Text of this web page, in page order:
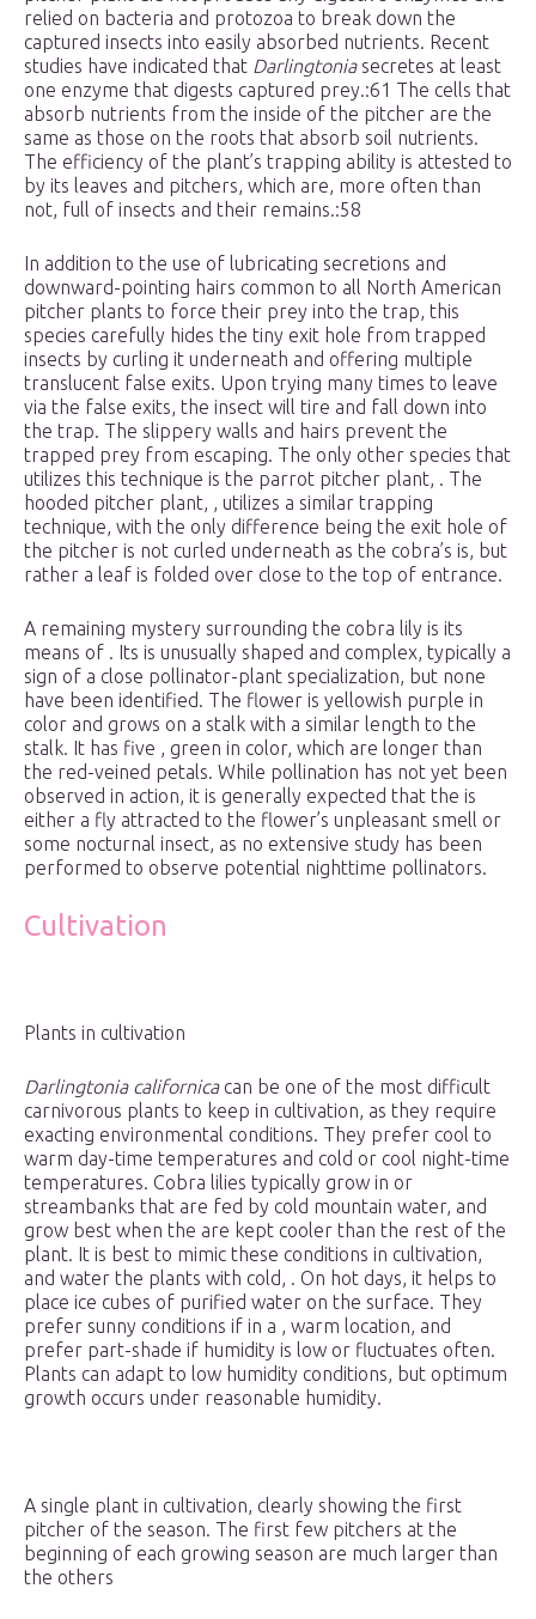
relied on bacteria and protozoa to break down the
captured insects into easily absorbed nutrients. Recent
studies have indicated that Darlingtoniasecretes at least
one enzyme that digests captured prey.:61 The cells that
absorb nutrients from the inside of the pitcher are the
same as those on the roots that absorb soil nutrients.
The efficiency of the plant’s trapping ability is attested to
by its leaves and pitchers, which are, more often than
not, full of insects and their remains.:58
In addition to the use of lubricating secretions and
downward-pointing hairs common to all North American
pitcher plants to force their prey into the trap, this
species carefully hides the tiny exit hole from trapped
insects by curling it underneath and offering multiple
translucent false exits. Upon trying many times to leave
via the false exits, the insect will tire and fall down into
the trap. The slippery walls and hairs prevent the
trapped prey from escaping. The only other species that
utilizes this technique is the parrot pitcher plant, . The
hooded pitcher plant, , utilizes a similar trapping
technique, with the only difference being the exit hole of
the pitcher is not curled underneath as the cobra’s is, but
rather a leaf is folded over close to the top of entrance.
A remaining mystery surrounding the cobra lily is its
means of . Its is unusually shaped and complex, typically a
sign of a close pollinator-plant specialization, but none
have been identified. The flower is yellowish purple in
color and grows on a stalk with a similar length to the
stalk. It has five , green in color, which are longer than
the red-veined petals. While pollination has not yet been
observed in action, it is generally expected that the is
either a fly attracted to the flower’s unpleasant smell or
some nocturnal insect, as no extensive study has been
performed to observe potential nighttime pollinators.
Cultivation
Plants in cultivation
Darlingtonia californicacan be one of the most difficult
carnivorous plants to keep in cultivation, as they require
exacting environmental conditions. They prefer cool to
warm day-time temperatures and cold or cool night-time
temperatures. Cobra lilies typically grow in or
streambanks that are fed by cold mountain water, and
grow best when the are kept cooler than the rest of the
plant. It is best to mimic these conditions in cultivation,
and water the plants with cold, . On hot days, it helps to
place ice cubes of purified water on the surface. They
prefer sunny conditions if in a , warm location, and
prefer part-shade if humidity is low or fluctuates often.
Plants can adapt to low humidity conditions, but optimum
growth occurs under reasonable humidity.
A single plant in cultivation, clearly showing the first
pitcher of the season. The first few pitchers at the
beginning of each growing season are much larger than
the others